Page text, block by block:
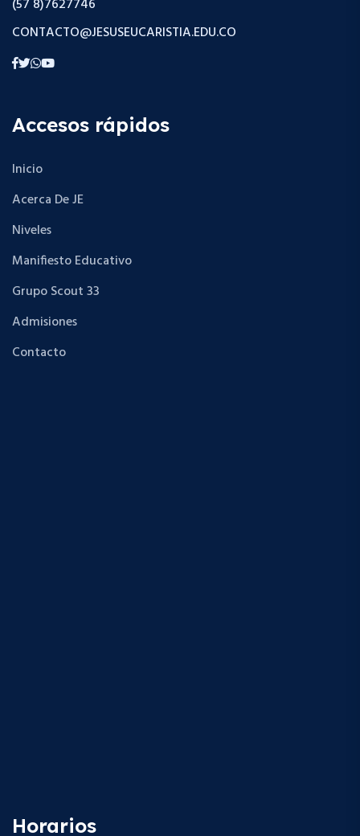
(57 8)7627746
CONTACTO@JESUSEUCARISTIA.EDU.CO
Accesos rápidos
Inicio
Acerca De JE
Niveles
Manifiesto Educativo
Grupo Scout 33
Admisiones
Contacto
Horarios